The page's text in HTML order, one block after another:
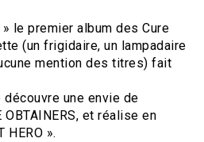
le premier album des Cure
(un frigidaire, un lampadaire
mention des titres) fait
une envie de
et réalise en
HERO ».